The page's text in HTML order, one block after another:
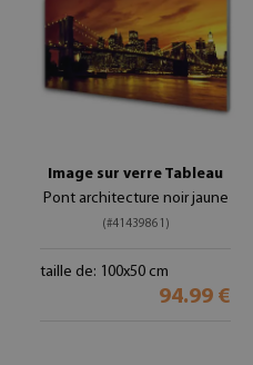
Image sur verre Tableau
Pont architecture noir jaune
(#41439861)
taille de: 100x50 cm
94.99 €